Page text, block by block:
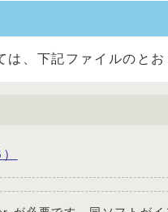
、下記ファイルのとお